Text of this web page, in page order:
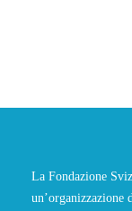
La Fondazione
un’organizzazione